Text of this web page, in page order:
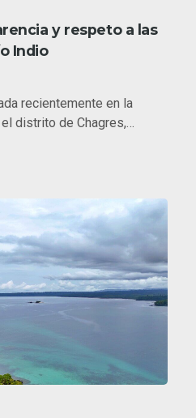
y respeto a las
Indio
recientemente en la
distrito de Chagres,…